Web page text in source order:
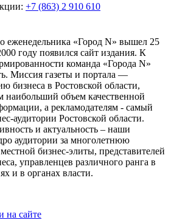
+7 (863) 2 910 610
еженедельника «Город N» вышел 25
году появился сайт издания. К
команда «Города N»
Миссия газеты и портала —
бизнеса в Ростовской области,
наибольший объем качественной
а рекламодателям - самый
аудитории Ростовской области.
и актуальность – наши
аудитории за многолетнюю
бизнес-элиты, представителей
управленцев различного ранга в
и в органах власти.
на сайте